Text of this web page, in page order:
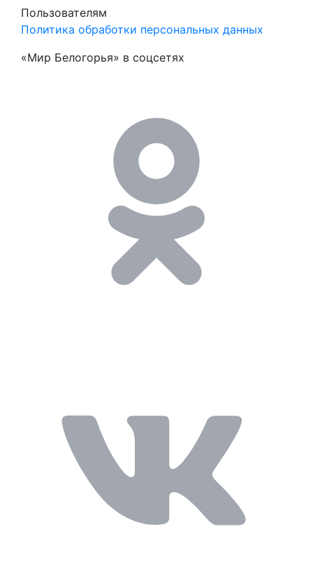
Пользователям
Политика обработки персональных данных
«Мир Белогорья» в соцсетях